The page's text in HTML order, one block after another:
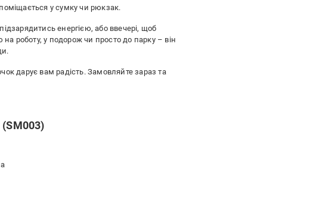
у сумку чи рюкзак.
енергією, або ввечері, щоб
роботу, у подорож чи просто до парку – він
дарує вам радість. Замовляйте зараз та